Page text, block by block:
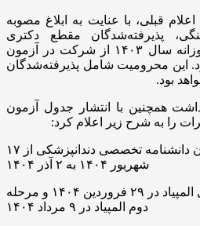
قبلی، با عنایت به ابلاغ مصوبه
پذیرفته‌شدگان مقطع دکتری
تخصصی و پژوهشی دوره روزانه سال ۱۴۰۳ از شرکت در آزمون
بود. این محرومیت شامل پذیرفته‌شدگان
بود.
همچنین با انتشار جدول آزمون
را به شرح زیر اعلام کرد:
تغییر زمان برگزاری آزمون دانشنامه تخصصی دندانپزشکی از ۱۷
شهریور ۱۴۰۴ به ۲ آذر ۱۴۰۴
برگزاری آزمون غربالگری المپیاد در ۲۹ فروردین ۱۴۰۴ و مرحله
دوم المپیاد در ۹ مرداد ۱۴۰۴